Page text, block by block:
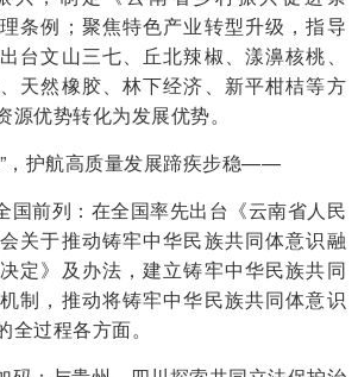
条例；聚焦特色产业转型升级，指导
台文山三七、丘北辣椒、漾濞核桃、
天然橡胶、林下经济、新平柑桔等方
优势转化为发展优势。
，护航高质量发展蹄疾步稳——
国前列：在全国率先出台《云南省人民
关于推动铸牢中华民族共同体意识融
定》及办法，建立铸牢中华民族共同
制，推动将铸牢中华民族共同体意识
过程各方面。